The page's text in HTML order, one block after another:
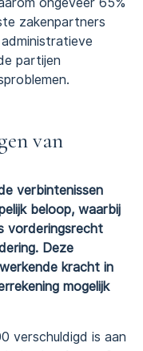
ongeveer 65%
zakenpartners
partijen
van
verbintenissen
beloop, waarbij
vorderingsrecht
Deze
kracht in
mogelijk
verschuldigd is aan